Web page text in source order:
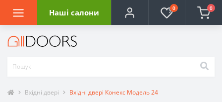
Наші салони 0 0
Вхідні двері Вхідні двері Конекс Модель 24